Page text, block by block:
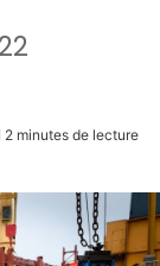
2 minutes de lecture